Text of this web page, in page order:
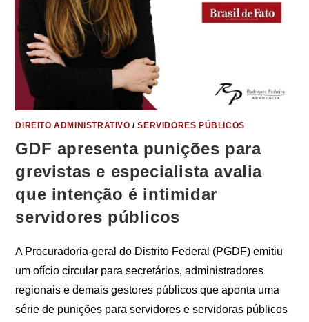
DIREITO ADMINISTRATIVO /SERVIDORES PÚBLICOS
GDF apresenta punições para
grevistas e especialista avalia
que intenção é intimidar
servidores públicos
A Procuradoria-geral do Distrito Federal (PGDF) emitiu
um ofício circular para secretários, administradores
regionais e demais gestores públicos que aponta uma
série de punições para servidores e servidoras públicos